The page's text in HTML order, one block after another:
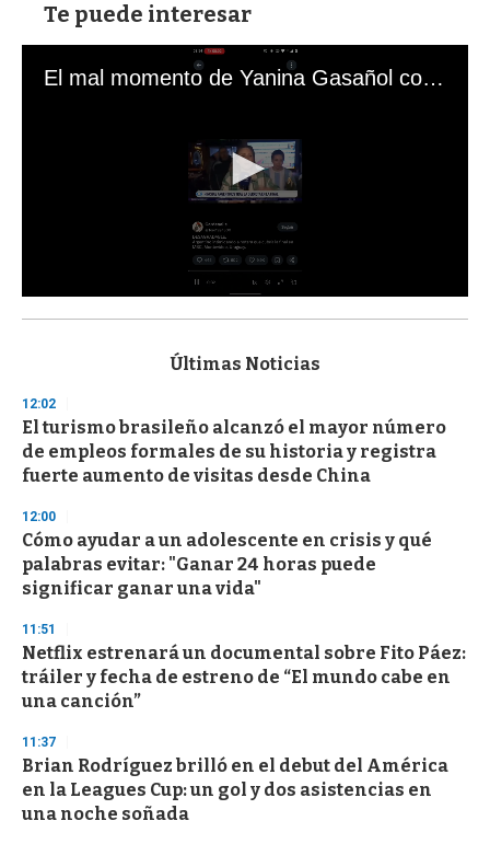
Te puede interesar
El mal momento de Yanina Gasañol con un hincha argentino en "Subrayado"
s
d
s
o
f
3
s
e
c
o
n
Últimas Noticias
12:02
El turismo brasileño alcanzó el mayor número
de empleos formales de su historia y registra
fuerte aumento de visitas desde China
12:00
Cómo ayudar a un adolescente en crisis y qué
palabras evitar: "Ganar 24 horas puede
significar ganar una vida"
11:51
Netflix estrenará un documental sobre Fito Páez:
tráiler y fecha de estreno de “El mundo cabe en
una canción”
11:37
Brian Rodríguez brilló en el debut del América
en la Leagues Cup: un gol y dos asistencias en
una noche soñada